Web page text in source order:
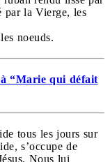
par la Vierge, les
noeuds.
“Marie qui défait
tous les jours sur
s’occupe de
Nous lui